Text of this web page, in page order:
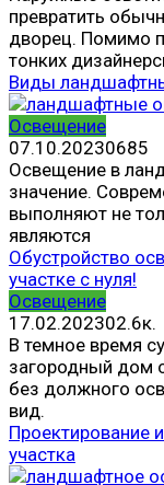
превратить
дворец. Помимо
тонких
Виды
Освещение
07.10.20230685
Освещение в
значение.
выполняют не
являются
Обустройство
участке с нуля!
Освещение
17.02.202302.6к.
В темное время
загородный дом
без должного
вид.
Проектирование
участка